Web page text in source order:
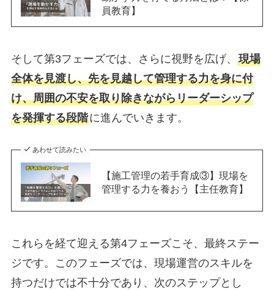
員教育】
そして第3フェーズでは、さらに視野を広げ、 現場
全体を見渡し、先を見越して管理する力を身に付
け、周囲の不安を取り除きながらリーダーシップ
を発揮する段階に進んでいきます。
あわせて読みたい
【施工管理の若手育成③】現場を
管理する力を養おう【主任教育】
これらを経て迎える第4フェーズこそ、最終ステー
ジです。このフェーズでは、現場運営のスキルを
持つだけでは不十分であり、次のステップとし